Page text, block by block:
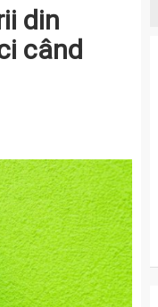
din
când